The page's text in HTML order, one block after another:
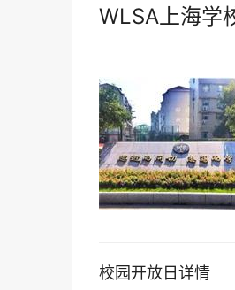
WLSA上海学
校园开放日详情